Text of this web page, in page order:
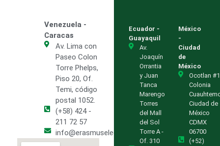
Venezuela -
Caracas
Av. Lima con
Paseo Colon
Torre Phelps,
Piso 20, Of.
Temi, código
postal 1052.
(+58) 424 -
211 72 57
info@erasmuselectric.com.ve
Ecuador -
Guayaquil
Av.
Joaquín
Orrantia
y Juan
Tanca
Marengo
Torres
del Mall
del Sol
Torre A -
Of. 310
México
-
Ciudad
de
México
Ocotlan
Colonia
Ciudad de
México
CDMX
06700
(+52)